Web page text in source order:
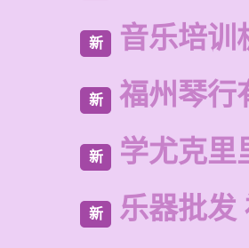
新 音乐培训
新 福州琴行
新 学尤克里
新 乐器批发